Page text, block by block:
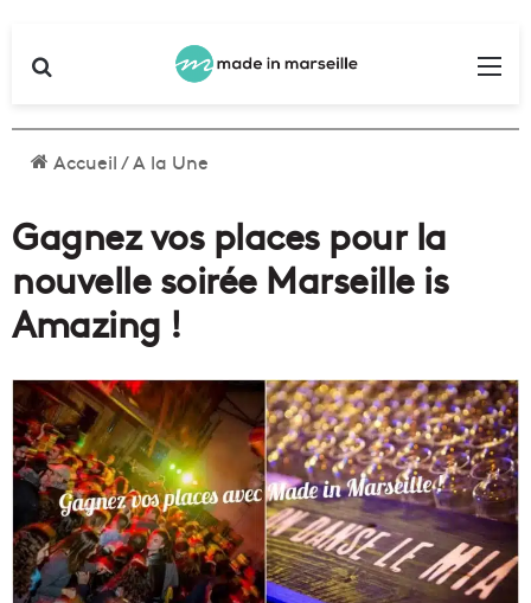
Accueil/A la Une
Gagnez vos places pour la
nouvelle soirée Marseille is
Amazing !